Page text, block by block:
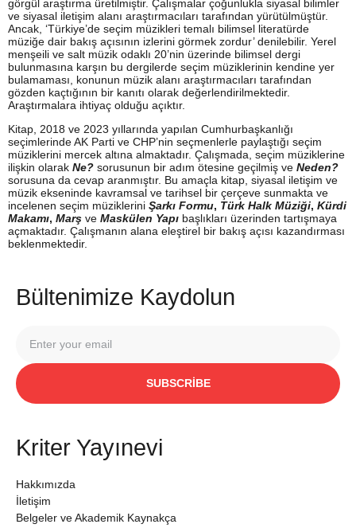
görgül araştırma üretilmiştir. Çalışmalar çoğunlukla siyasal bilimler
ve siyasal iletişim alanı araştırmacıları tarafından yürütülmüştür.
Ancak, ‘Türkiye’de seçim müzikleri temalı bilimsel literatürde
müziğe dair bakış açısının izlerini görmek zordur’ denilebilir. Yerel
menşeili ve salt müzik odaklı 20’nin üzerinde bilimsel dergi
bulunmasına karşın bu dergilerde seçim müziklerinin kendine yer
bulamaması, konunun müzik alanı araştırmacıları tarafından
gözden kaçtığının bir kanıtı olarak değerlendirilmektedir.
Araştırmalara ihtiyaç olduğu açıktır.
Kitap, 2018 ve 2023 yıllarında yapılan Cumhurbaşkanlığı
seçimlerinde AK Parti ve CHP’nin seçmenlerle paylaştığı seçim
müziklerini mercek altına almaktadır. Çalışmada, seçim müziklerine
ilişkin olarak Ne? sorusunun bir adım ötesine geçilmiş ve Neden?
sorusuna da cevap aranmıştır. Bu amaçla kitap, siyasal iletişim ve
müzik ekseninde kavramsal ve tarihsel bir çerçeve sunmakta ve
incelenen seçim müziklerini Şarkı Formu, Türk Halk Müziği, Kürdi
Makamı, Marş ve Maskülen Yapı başlıkları üzerinden tartışmaya
açmaktadır. Çalışmanın alana eleştirel bir bakış açısı kazandırması
beklenmektedir.
Bültenimize Kaydolun
SUBSCRIBE
Kriter Yayınevi
Hakkımızda
İletişim
Belgeler ve Akademik Kaynakça